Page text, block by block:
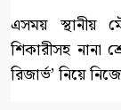
এসময় স্থানীয়
শিকারীসহ নানা
রিজার্ভ’ নিয়ে